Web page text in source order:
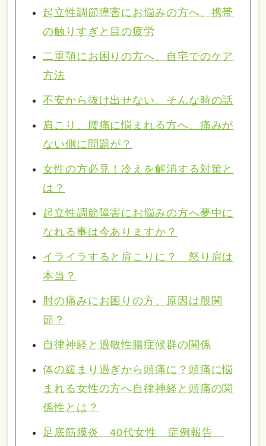
起立性調節障害にお悩みの方へ、携帯
の触りすぎと目の疲労
二重顎にお困りの方へ、自宅でのケア
方法
不安から抜け出せない、そんな時の話
肩こり、腰痛に悩まれる方へ、痛みが
ない側に問題が？
女性の方必見！冷えを解消する対策と
は？
起立性調節障害にお悩みの方へ夢中に
なれる事は今ありますか？
イライラすると肩こりに？ 怒り肩は
本当？
肘の痛みにお困りの方、原因は股関
節？
自律神経と過敏性腸症候群の関係
体の緩まり過ぎから頭痛に？頭痛に悩
まれる女性の方へ自律神経と頭痛の関
係性とは？
足底筋膜炎 40代女性 症例報告